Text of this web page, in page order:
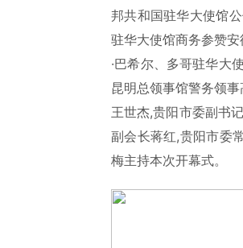
邦共和国驻华大使馆
驻华大使馆商务参赞
·巴希尔、多哥驻华大
昆明总领事馆警务领
王世杰,贵阳市委副书
副会长蒋红,贵阳市委
梅主持本次开幕式。